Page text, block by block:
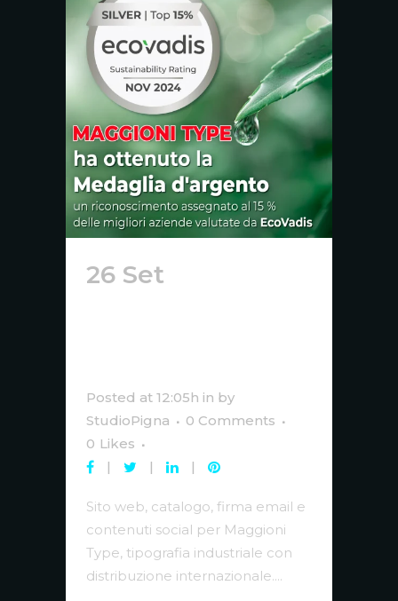
26 Set
Posted at 12:05h in by
StudioPigna
0 Comments
0 Likes
Sito web, catalogo, firma email e
contenuti social per Maggioni
Type, tipografia industriale con
distribuzione internazionale....